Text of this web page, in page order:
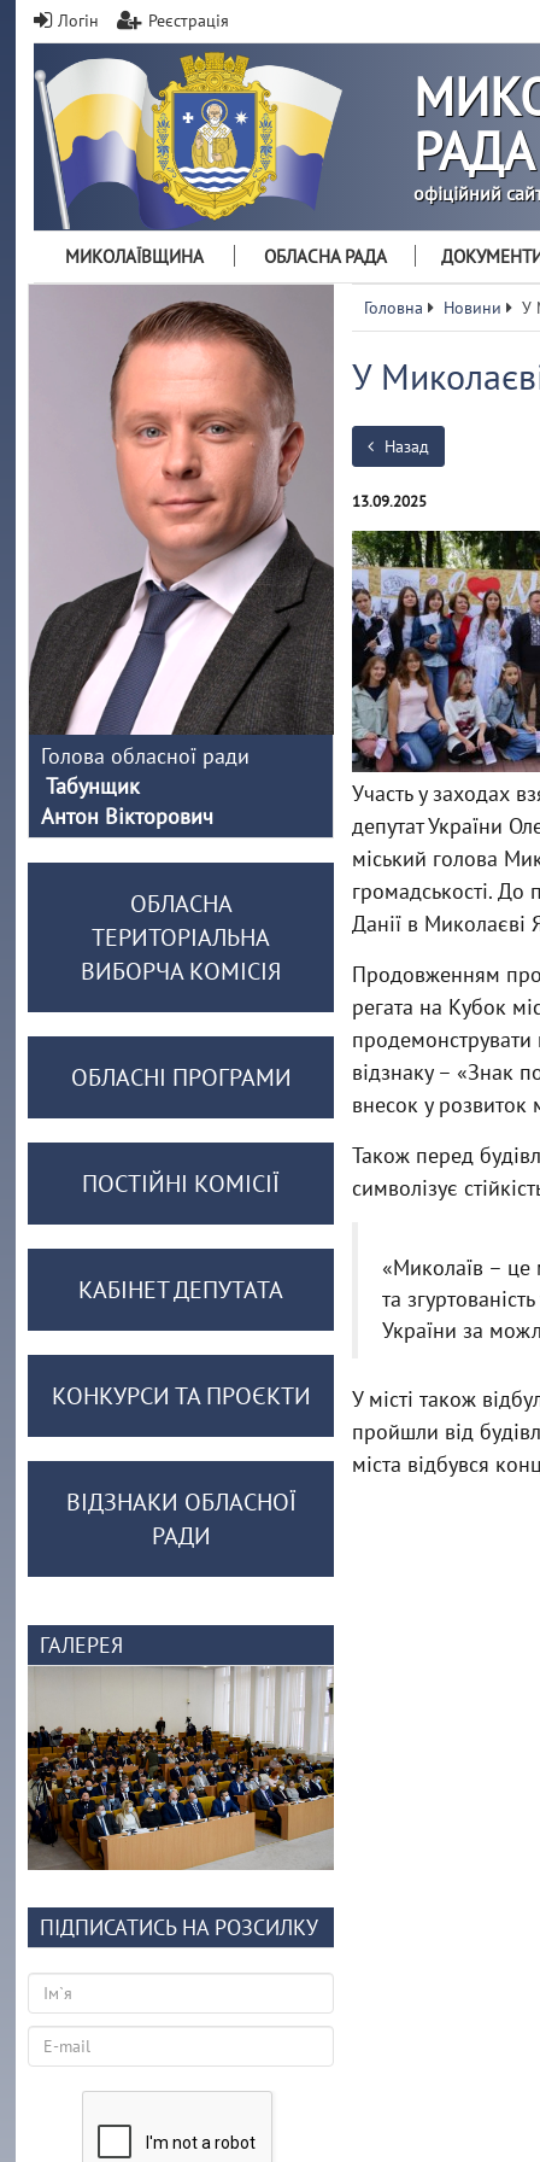
Логін Реєстрація
РАДА
офіційний
МИКОЛАЇВЩИНА ОБЛАСНА РАДА
Головна Новини У
У
Назад
13.09.2025
Участь у заходах
депутат України
міський голова
громадськості. До
Данії в Миколаєві
Продовженням
регата на Кубок
продемонструвати
відзнаку – «Знак
внесок у розвиток
Також перед
символізує
«Миколаїв – це
та
України за
У місті також
пройшли від
міста відбувся
Голова обласної ради
Табунщик
Антон Вікторович
ОБЛАСНА
ТЕРИТОРІАЛЬНА
ВИБОРЧА КОМІСІЯ
ОБЛАСНІ ПРОГРАМИ
ПОСТІЙНІ КОМІСІЇ
КАБІНЕТ ДЕПУТАТА
КОНКУРСИ ТА ПРОЄКТИ
ВІДЗНАКИ ОБЛАСНОЇ
РАДИ
ГАЛЕРЕЯ
ПІДПИСАТИСЬ НА РОЗСИЛКУ